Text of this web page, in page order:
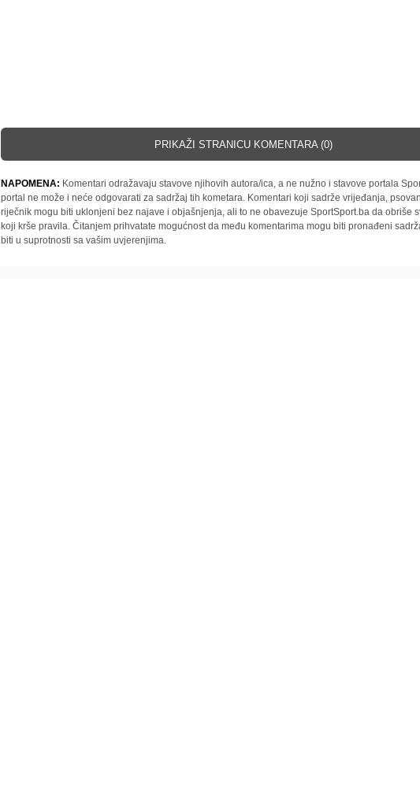
PRIKAŽI STRANICU KOMENTARA (0)
NAPOMENA: Komentari odražavaju stavove njihovih autora/ica, a ne nužno i stavove portala
portal ne može i neće odgovarati za sadržaj tih kometara. Komentari koji sadrže vrijeđanja,
riječnik mogu biti uklonjeni bez najave i objašnjenja, ali to ne obavezuje SportSport.ba da obriše
koji krše pravila. Čitanjem prihvatate mogućnost da među komentarima mogu biti pronađeni
biti u suprotnosti sa vašim uvjerenjima.